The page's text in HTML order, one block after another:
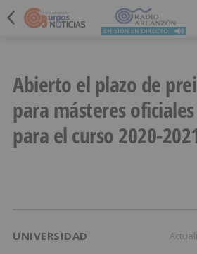
Abierto el plazo de
para másteres
para el curso 2020-
UNIVERSIDAD